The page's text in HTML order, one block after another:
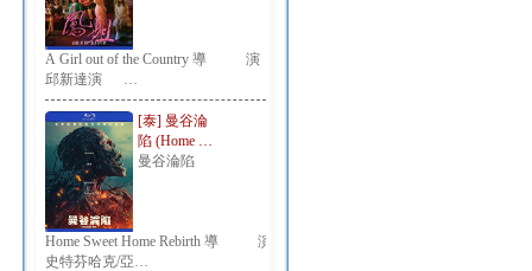
A Girl out of the Country 導 演：
邱新達演 …
[泰] 曼谷淪
陷 (Home …
曼谷淪陷
Home Sweet Home Rebirth 導 演：
史特芬哈克/亞…